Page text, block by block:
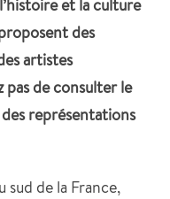
et la culture
des
artistes
pas de consulter le
représentations
de la France,